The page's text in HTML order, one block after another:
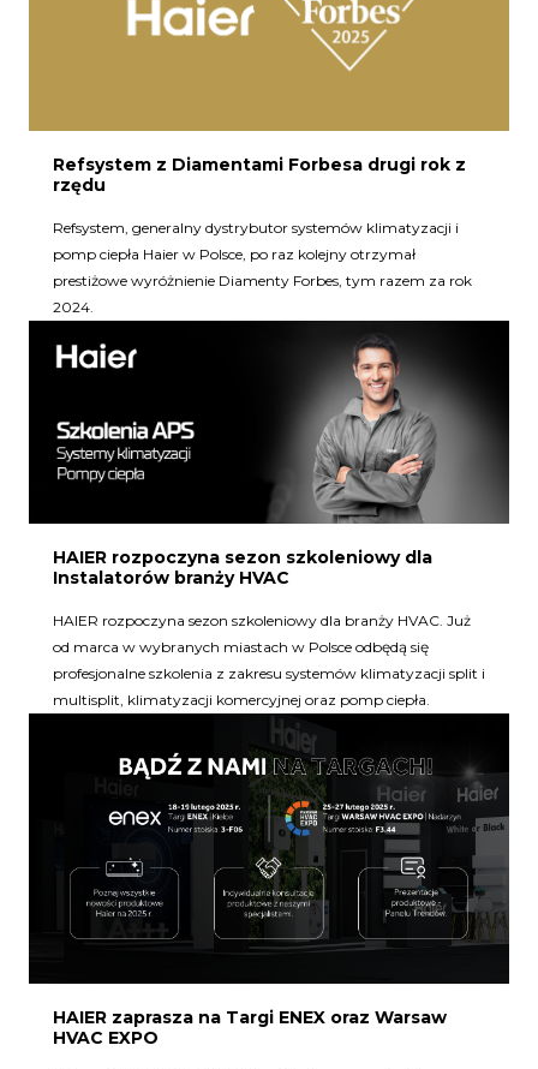
Refsystem z Diamentami Forbesa drugi rok z
rzędu
Refsystem, generalny dystrybutor systemów klimatyzacji i
pomp ciepła Haier w Polsce, po raz kolejny otrzymał
prestiżowe wyróżnienie Diamenty Forbes, tym razem za rok
2024.
HAIER rozpoczyna sezon szkoleniowy dla
Instalatorów branży HVAC
HAIER rozpoczyna sezon szkoleniowy dla branży HVAC. Już
od marca w wybranych miastach w Polsce odbędą się
profesjonalne szkolenia z zakresu systemów klimatyzacji split i
multisplit, klimatyzacji komercyjnej oraz pomp ciepła.
HAIER zaprasza na Targi ENEX oraz Warsaw
HVAC EXPO